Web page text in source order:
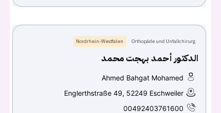
Orthopäde und Unfallchirurg
Nordrhein-Westfalen
الدكتور أحمد بهجت محمد
Ahmed Bahgat Mohamed
Englerthstraße 49, 52249 Eschweiler
00492403761600